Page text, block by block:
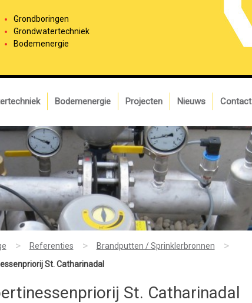
Grondboringen
Grondwatertechniek
Bodemenergie
Bodemenergie Projecten Nieuws Contact
> Referenties > Brandputten / Sprinklerbronnen >
St. Catharinadal
St. Catharinadal